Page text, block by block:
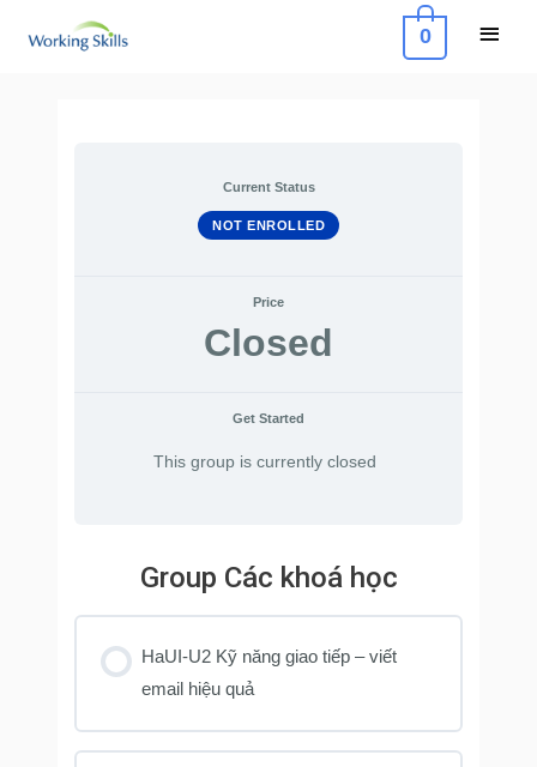
0
Current Status
NOT ENROLLED
Price
Closed
Get Started
This group is currently closed
Group Các khoá học
HaUI-U2 Kỹ năng giao tiếp – viết
email hiệu quả